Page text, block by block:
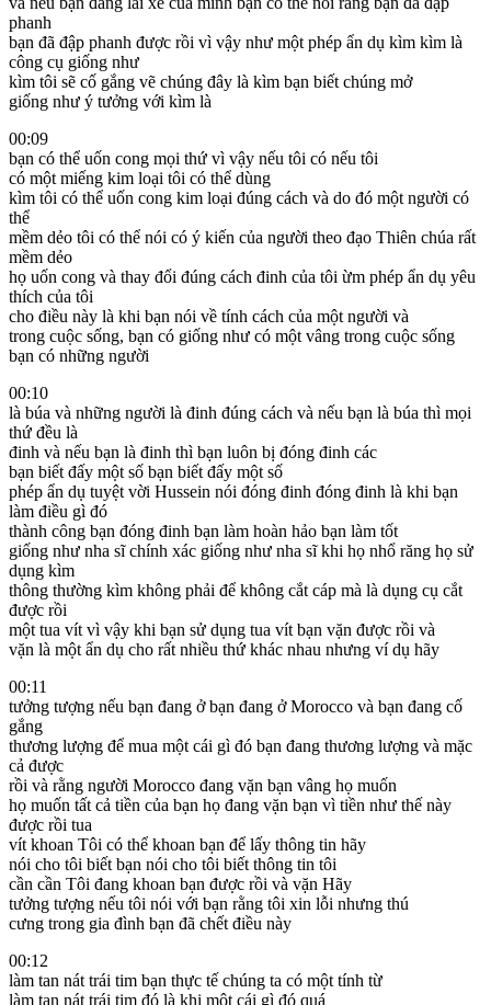
phanh
bạn đã đập phanh được rồi vì vậy như một phép ẩn dụ kìm kìm là
công cụ giống như
kìm tôi sẽ cố gắng vẽ chúng đây là kìm bạn biết chúng mở
giống như ý tưởng với kìm là
00:09
bạn có thể uốn cong mọi thứ vì vậy nếu tôi có nếu tôi
có một miếng kim loại tôi có thể dùng
kìm tôi có thể uốn cong kim loại đúng cách và do đó một người có
thể
mềm dẻo tôi có thể nói có ý kiến ​​của người theo đạo Thiên chúa rất
mềm dẻo
họ uốn cong và thay đổi đúng cách đinh của tôi ừm phép ẩn dụ yêu
thích của tôi
cho điều này là khi bạn nói về tính cách của một người và
trong cuộc sống, bạn có giống như có một vâng trong cuộc sống
bạn có những người
00:10
là búa và những người là đinh đúng cách và nếu bạn là búa thì mọi
thứ đều là
đinh và nếu bạn là đinh thì bạn luôn bị đóng đinh các
bạn biết đấy một số bạn biết đấy một số
phép ẩn dụ tuyệt vời Hussein nói đóng đinh đóng đinh là khi bạn
làm điều gì đó
thành công bạn đóng đinh bạn làm hoàn hảo bạn làm tốt
giống như nha sĩ chính xác giống như nha sĩ khi họ nhổ răng họ sử
dụng kìm
thông thường kìm không phải để không cắt cáp mà là dụng cụ cắt
được rồi
một tua vít vì vậy khi bạn sử dụng tua vít bạn vặn được rồi và
vặn là một ẩn dụ cho rất nhiều thứ khác nhau nhưng ví dụ hãy
00:11
tưởng tượng nếu bạn đang ở bạn đang ở Morocco và bạn đang cố
gắng
thương lượng để mua một cái gì đó bạn đang thương lượng và mặc
cả được
rồi và rằng người Morocco đang vặn bạn vâng họ muốn
họ muốn tất cả tiền của bạn họ đang vặn bạn vì tiền như thế này
được rồi tua
vít khoan Tôi có thể khoan bạn để lấy thông tin hãy
nói cho tôi biết bạn nói cho tôi biết thông tin tôi
cần cần Tôi đang khoan bạn được rồi và vặn Hãy
tưởng tượng nếu tôi nói với bạn rằng tôi xin lỗi nhưng thú
cưng trong gia đình bạn đã chết điều này
00:12
làm tan nát trái tim bạn thực tế chúng ta có một tính từ
làm tan nát trái tim đó là khi một cái gì đó quá